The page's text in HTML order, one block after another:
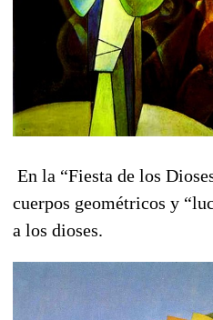
En la “Fiesta de los
cuerpos geométricos y
a los dioses.